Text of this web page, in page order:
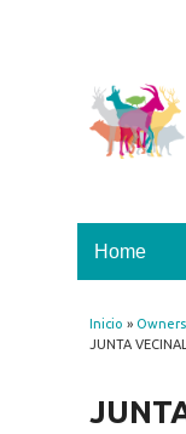
You
Inicio » Owners
JUNTA